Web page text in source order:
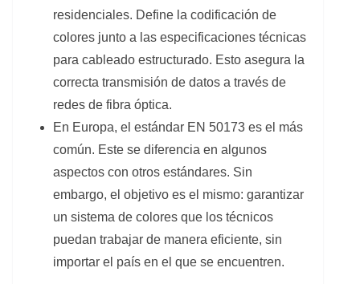
residenciales. Define la codificación de
colores junto a las especificaciones técnicas
para cableado estructurado. Esto asegura la
correcta transmisión de datos a través de
redes de fibra óptica.
En Europa, el estándar EN 50173 es el más
común. Este se diferencia en algunos
aspectos con otros estándares. Sin
embargo, el objetivo es el mismo: garantizar
un sistema de colores que los técnicos
puedan trabajar de manera eficiente, sin
importar el país en el que se encuentren.